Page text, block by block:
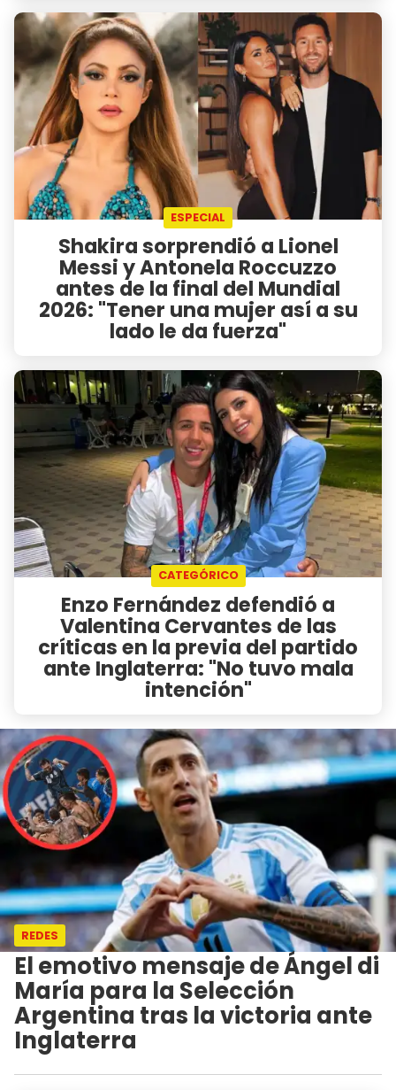
ESPECIAL
Shakira sorprendió a Lionel
Messi y Antonela Roccuzzo
antes de la final del Mundial
2026: "Tener una mujer así a su
lado le da fuerza"
CATEGÓRICO
Enzo Fernández defendió a
Valentina Cervantes de las
críticas en la previa del partido
ante Inglaterra: "No tuvo mala
intención"
REDES
El emotivo mensaje de Ángel di
María para la Selección
Argentina tras la victoria ante
Inglaterra